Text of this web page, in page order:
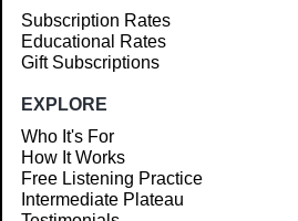
Subscription Rates
Educational Rates
Gift Subscriptions
EXPLORE
Who It's For
How It Works
Free Listening Practice
Intermediate Plateau